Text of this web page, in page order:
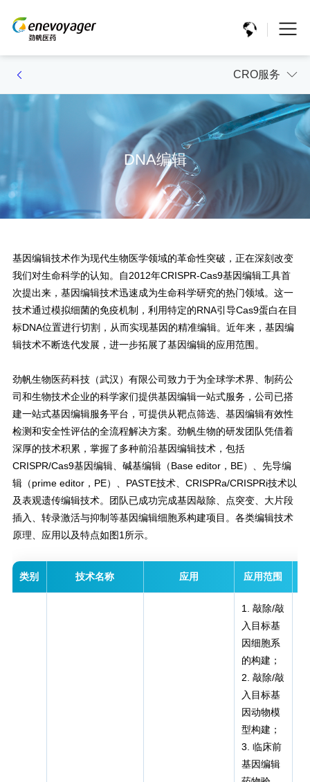
CRO服务
DNA编辑
基因编辑技术作为现代生物医学领域的革命性突破，正在深刻改变
我们对生命科学的认知。自2012年CRISPR-Cas9基因编辑工具首
次提出来，基因编辑技术迅速成为生命科学研究的热门领域。这一
技术通过模拟细菌的免疫机制，利用特定的RNA引导Cas9蛋白在目
标DNA位置进行切割，从而实现基因的精准编辑。近年来，基因编
辑技术不断迭代发展，进一步拓展了基因编辑的应用范围。
劲帆生物医药科技（武汉）有限公司致力于为全球学术界、制药公
司和生物技术企业的科学家们提供基因编辑一站式服务，公司已搭
建一站式基因编辑服务平台，可提供从靶点筛选、基因编辑有效性
检测和安全性评估的全流程解决方案。劲帆生物的研发团队凭借着
深厚的技术积累，掌握了多种前沿基因编辑技术，包括
CRISPR/Cas9基因编辑、碱基编辑（Base editor，BE）、先导编
辑（prime editor，PE）、PASTE技术、CRISPRa/CRISPRi技术以
及表观遗传编辑技术。团队已成功完成基因敲除、点突变、大片段
插入、转录激活与抑制等基因编辑细胞系构建项目。各类编辑技术
原理、应用以及特点如图1所示。
类别 技术名称 应用 应用范围
1. 敲除/敲
入目标基
因细胞系
的构建；
2. 敲除/敲
入目标基
因动物模
型构建；
3. 临床前
基因编辑